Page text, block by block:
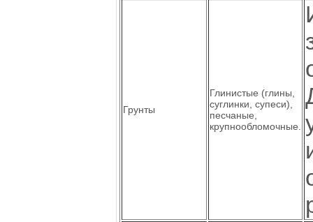
Грунты
Глинистые (глины,
суглинки, супеси),
песчаные,
крупнообломочные.